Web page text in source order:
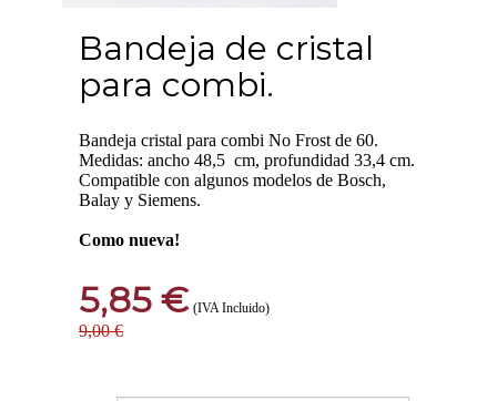
Bandeja de cristal
para combi.
Bandeja cristal para combi No Frost de 60.
Medidas: ancho 48,5 cm, profundidad 33,4 cm.
Compatible con algunos modelos de Bosch,
Balay y Siemens.
Como nueva!
5,85 € (IVA Incluido)
9,00 €